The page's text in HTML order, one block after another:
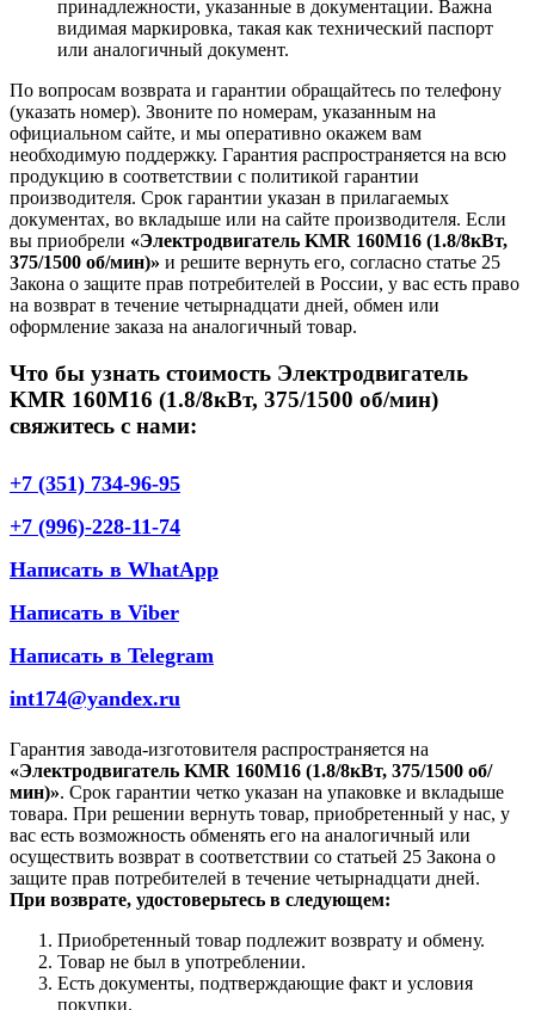
принадлежности, указанные в документации. Важна
видимая маркировка, такая как технический паспорт
или аналогичный документ.
По вопросам возврата и гарантии обращайтесь по телефону
(указать номер). Звоните по номерам, указанным на
официальном сайте, и мы оперативно окажем вам
необходимую поддержку. Гарантия распространяется на всю
продукцию в соответствии с политикой гарантии
производителя. Срок гарантии указан в прилагаемых
документах, во вкладыше или на сайте производителя. Если
вы приобрели «Электродвигатель KMR 160M16 (1.8/8кВт,
375/1500 об/мин)» и решите вернуть его, согласно статье 25
Закона о защите прав потребителей в России, у вас есть право
на возврат в течение четырнадцати дней, обмен или
оформление заказа на аналогичный товар.
Что бы узнать стоимость Электродвигатель
KMR 160M16 (1.8/8кВт, 375/1500 об/мин)
свяжитесь с нами:
+7 (351) 734-96-95
+7 (996)-228-11-74
Написать в WhatApp
Написать в Viber
Написать в Telegram
int174@yandex.ru
Гарантия завода-изготовителя распространяется на
«Электродвигатель KMR 160M16 (1.8/8кВт, 375/1500 об/
мин)». Срок гарантии четко указан на упаковке и вкладыше
товара. При решении вернуть товар, приобретенный у нас, у
вас есть возможность обменять его на аналогичный или
осуществить возврат в соответствии со статьей 25 Закона о
защите прав потребителей в течение четырнадцати дней.
При возврате, удостоверьтесь в следующем:
Приобретенный товар подлежит возврату и обмену.
Товар не был в употреблении.
Есть документы, подтверждающие факт и условия
покупки.